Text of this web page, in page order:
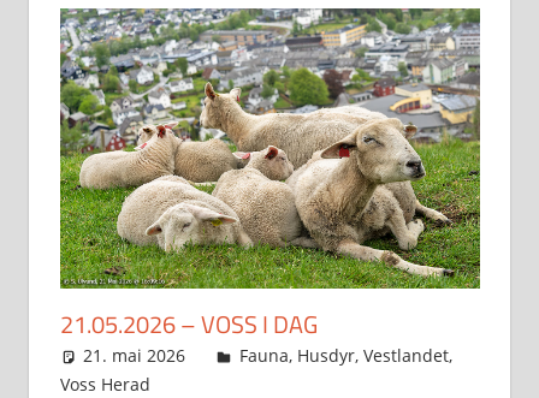
21.05.2026 – VOSS I DAG
21. mai 2026 Svein
Fauna, Husdyr, Vestlandet,
Voss Herad